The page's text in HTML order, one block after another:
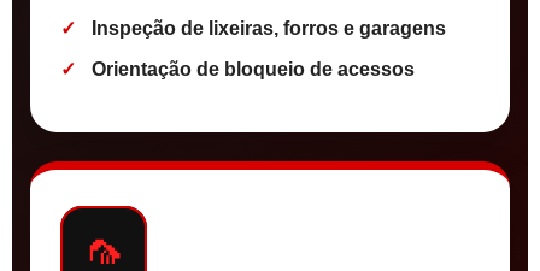
Inspeção de lixeiras, forros e garagens
Orientação de bloqueio de acessos
🦟